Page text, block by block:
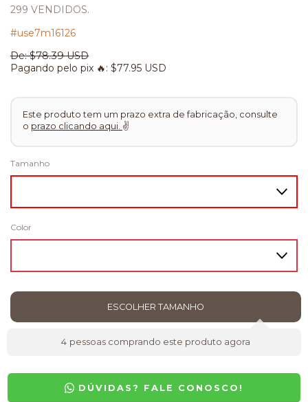
299 VENDIDOS.
#use7m16126
De:$78.39 USD
Pagando pelo pix 🔥: $77.95 USD
Este produto tem um prazo extra de fabricação, consulte
o prazo clicando aqui. ✌
Tamanho
Color
4 pessoas comprando este produto agora
DÚVIDAS? FALE CONOSCO!